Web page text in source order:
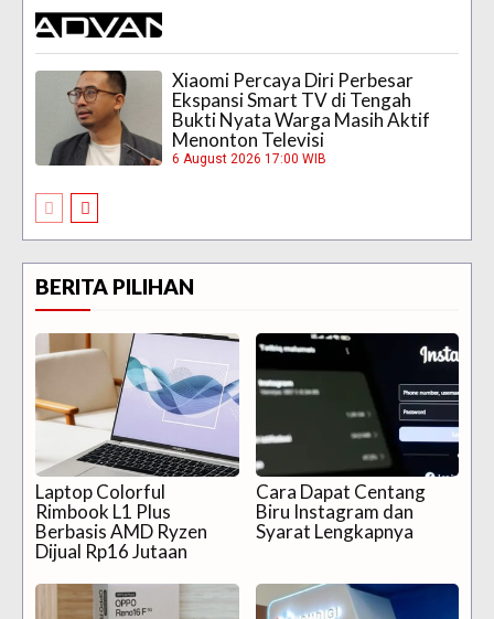
Xiaomi Percaya Diri Perbesar
Ekspansi Smart TV di Tengah
Bukti Nyata Warga Masih Aktif
Menonton Televisi
6 August 2026 17:00 WIB
BERITA PILIHAN
Laptop Colorful
Rimbook L1 Plus
Berbasis AMD Ryzen
Dijual Rp16 Jutaan
Cara Dapat Centang
Biru Instagram dan
Syarat Lengkapnya